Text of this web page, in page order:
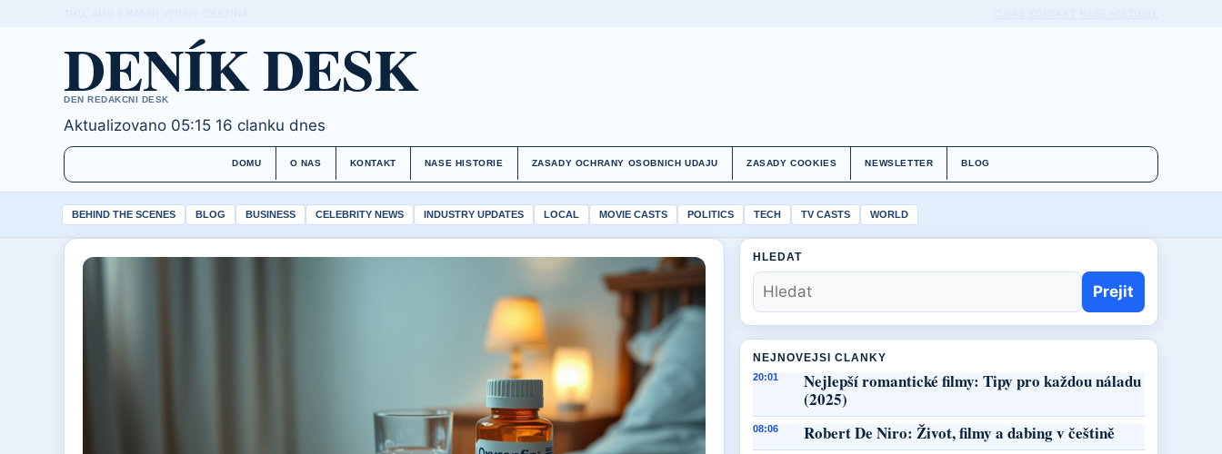
DENÍK DESK
DEN REDAKCNI DESK
Aktualizovano 05:15 16 clanku dnes
DOMU O NAS KONTAKT NASE HISTORIE ZASADY OCHRANY OSOBNICH UDAJU ZASADY COOKIES NEWSLETTER BLOG
BEHIND THE SCENES BLOG BUSINESS CELEBRITY NEWS INDUSTRY UPDATES LOCAL MOVIE CASTS POLITICS TECH TV CASTS WORLD
HLEDAT
Prejit
NEJNOVEJSI CLANKY
20:01
Nejlepší romantické filmy: Tipy pro každou náladu
(2025)
08:06 Robert De Niro: Život, filmy a dabing v češtině